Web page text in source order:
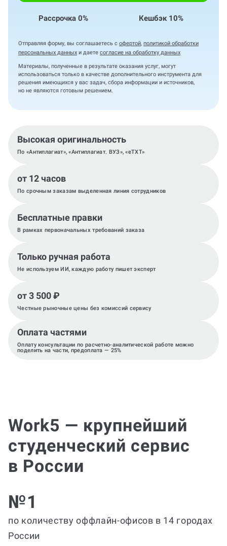
Рассрочка 0% Кешбэк 10%
Отправляя форму, вы соглашаетесь с офертой, политикой обработки
персональных данных и даете согласие на обработку данных
Материалы, полученные в результате оказания услуг, могут
использоваться только в качестве дополнительного инструмента для
решения имеющихся у вас задач, сбора информации и источников,
но не являются готовым решением.
Высокая оригинальность
По «Антиплагиат», «Антиплагиат. ВУЗ», «eTXT»
от 12 часов
По срочным заказам выделенная линия сотрудников
Бесплатные правки
В рамках первоначальных требований заказа
Только ручная работа
Не используем ИИ, каждую работу пишет эксперт
от 3 500 ₽
Честные рыночные цены без комиссий сервису
Оплата частями
Оплату консультации по расчетно-аналитической работе можно
поделить на части, предоплата — 25%
Work5 — крупнейший
студенческий сервис
в России
№1
по количеству оффлайн-офисов в 14 городах
России